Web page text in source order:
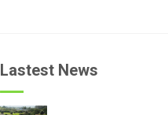
Lastest News